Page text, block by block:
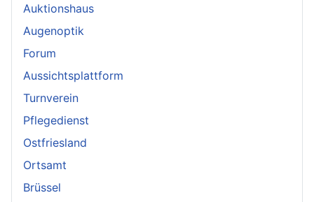
Auktionshaus
Augenoptik
Forum
Aussichtsplattform
Turnverein
Pflegedienst
Ostfriesland
Ortsamt
Brüssel